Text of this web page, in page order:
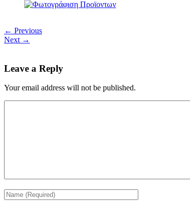
← Previous
Next →
Leave a Reply
Your email address will not be published.